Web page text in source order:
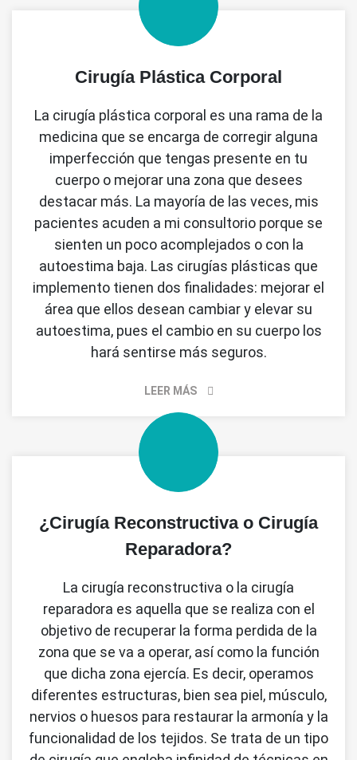
Cirugía Plástica Corporal
La cirugía plástica corporal es una rama de la
medicina que se encarga de corregir alguna
imperfección que tengas presente en tu
cuerpo o mejorar una zona que desees
destacar más. La mayoría de las veces, mis
pacientes acuden a mi consultorio porque se
sienten un poco acomplejados o con la
autoestima baja. Las cirugías plásticas que
implemento tienen dos finalidades: mejorar el
área que ellos desean cambiar y elevar su
autoestima, pues el cambio en su cuerpo los
hará sentirse más seguros.
LEER MÁS
¿Cirugía Reconstructiva o Cirugía
Reparadora?
La cirugía reconstructiva o la cirugía
reparadora es aquella que se realiza con el
objetivo de recuperar la forma perdida de la
zona que se va a operar, así como la función
que dicha zona ejercía. Es decir, operamos
diferentes estructuras, bien sea piel, músculo,
nervios o huesos para restaurar la armonía y la
funcionalidad de los tejidos. Se trata de un tipo